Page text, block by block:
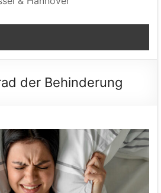
der Behinderung